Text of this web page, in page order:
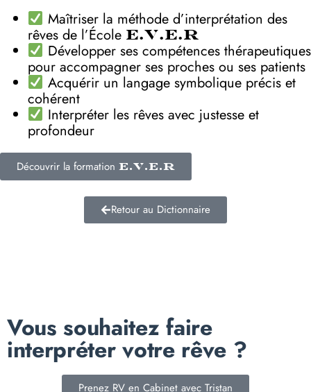
Maîtriser la méthode d’interprétation des
rêves de l’École E.V.E.R
Développer ses compétences thérapeutiques
pour accompagner ses proches ou ses patients
Acquérir un langage symbolique précis et
cohérent
Interpréter les rêves avec justesse et
profondeur
Découvrir la formation E.V.E.R
Retour au Dictionnaire
Vous souhaitez faire
interpréter votre rêve ?
Prenez RV en Cabinet avec Tristan